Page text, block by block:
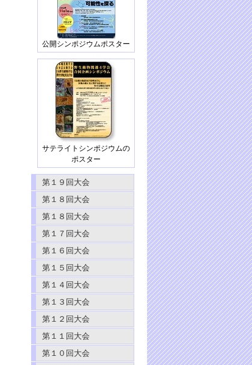
公開シンポジウムポスター
サテライトシンポジウムの
ポスター
第１９回大会
第１８回大会
第１８回大会
第１７回大会
第１６回大会
第１５回大会
第１４回大会
第１３回大会
第１２回大会
第１１回大会
第１０回大会